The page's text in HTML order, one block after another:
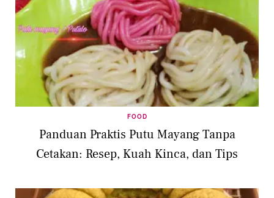
FOOD
Panduan Praktis Putu Mayang Tanpa
Cetakan: Resep, Kuah Kinca, dan Tips